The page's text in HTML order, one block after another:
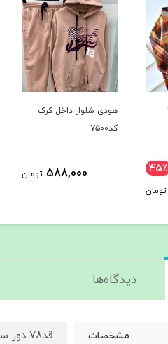
45٪
تومان
هودی شلوار داخل کرک
کد۷۵۰۰
588,000 تومان
دیدگاه‌ها
مشخصات قد۷۸ دور سینه۱۲۰